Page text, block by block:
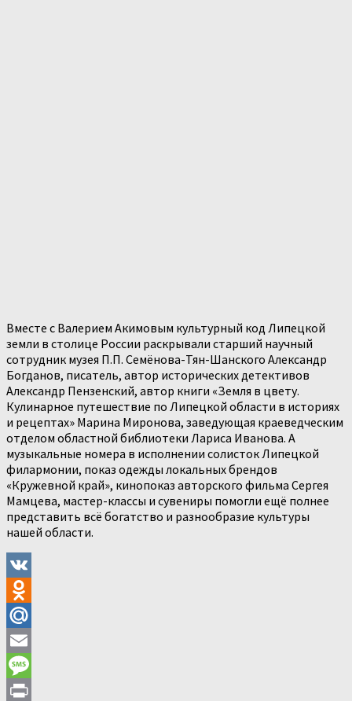
Вместе с Валерием Акимовым культурный код Липецкой
земли в столице России раскрывали старший научный
сотрудник музея П.П. Семёнова-Тян-Шанского Александр
Богданов, писатель, автор исторических детективов
Александр Пензенский, автор книги «Земля в цвету.
Кулинарное путешествие по Липецкой области в историях
и рецептах» Марина Миронова, заведующая краеведческим
отделом областной библиотеки Лариса Иванова. А
музыкальные номера в исполнении солисток Липецкой
филармонии, показ одежды локальных брендов
«Кружевной край», кинопоказ авторского фильма Сергея
Мамцева, мастер-классы и сувениры помогли ещё полнее
представить всё богатство и разнообразие культуры
нашей области.
VK
Odnoklassniki
Mail.Ru
Email
Message